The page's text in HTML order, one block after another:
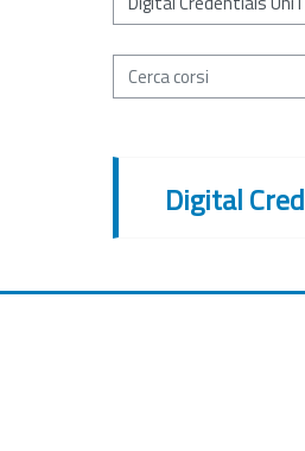
Categorie di corso
Cerca corsi
Digital